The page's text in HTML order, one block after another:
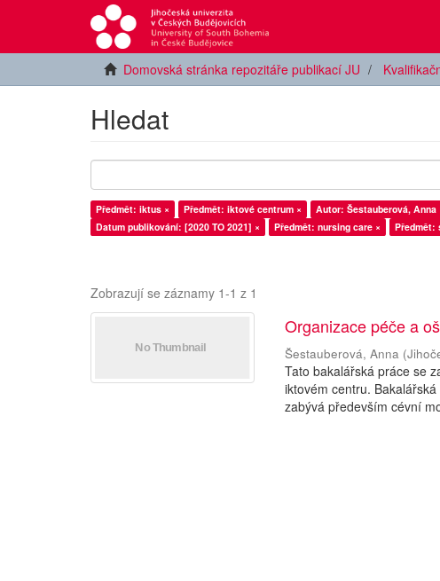
Domovská stránka repozitáře publikací JU
Hledat
Předmět: iktus × Předmět: iktové centrum × Autor: Šestauberová, Anna
Datum publikování: [2020 TO 2021] ×
Předmět: nursing care × Předmět:
Zobrazují se záznamy 1-1 z 1
Organizace péče a
Šestauberová, Anna (
Tato bakalářská práce se
iktovém centru.
zabývá především cévní